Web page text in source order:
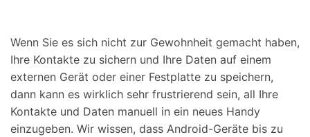
Wenn Sie es sich nicht zur Gewohnheit gemacht haben,
Ihre Kontakte zu sichern und Ihre Daten auf einem
externen Gerät oder einer Festplatte zu speichern,
dann kann es wirklich sehr frustrierend sein, all Ihre
Kontakte und Daten manuell in ein neues Handy
einzugeben. Wir wissen, dass Android-Geräte bis zu